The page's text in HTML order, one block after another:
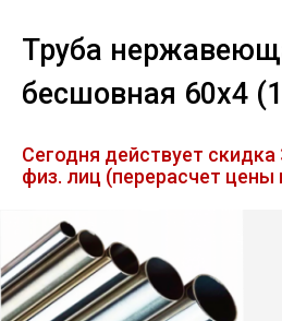
Труба профильная
Лист
Уголок
Балка
Труба
бесшовная 60х4
Сегодня действует
физ. лиц (перерасчет цены